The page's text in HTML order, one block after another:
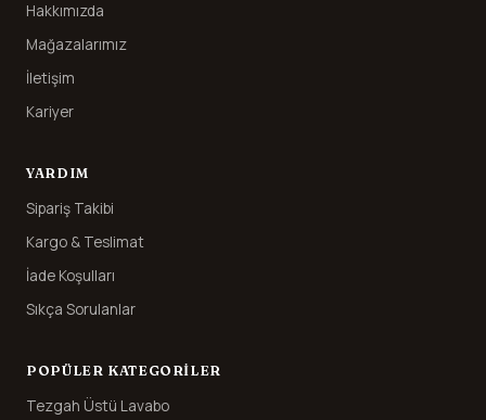
Hakkımızda
Mağazalarımız
İletişim
Kariyer
YARDIM
Sipariş Takibi
Kargo & Teslimat
İade Koşulları
Sıkça Sorulanlar
POPÜLER KATEGORILER
Tezgah Üstü Lavabo